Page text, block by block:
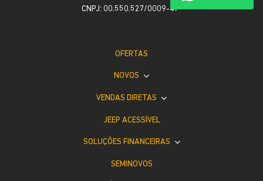
CNPJ: 00.550.527/0009-47
OFERTAS
NOVOS
VENDAS DIRETAS
JEEP ACESSÍVEL
SOLUÇÕES FINANCEIRAS
SEMINOVOS